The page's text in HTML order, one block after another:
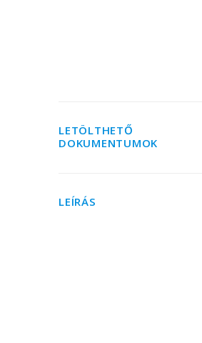
LETÖLTHETŐ
DOKUMENTUMOK
LEÍRÁS